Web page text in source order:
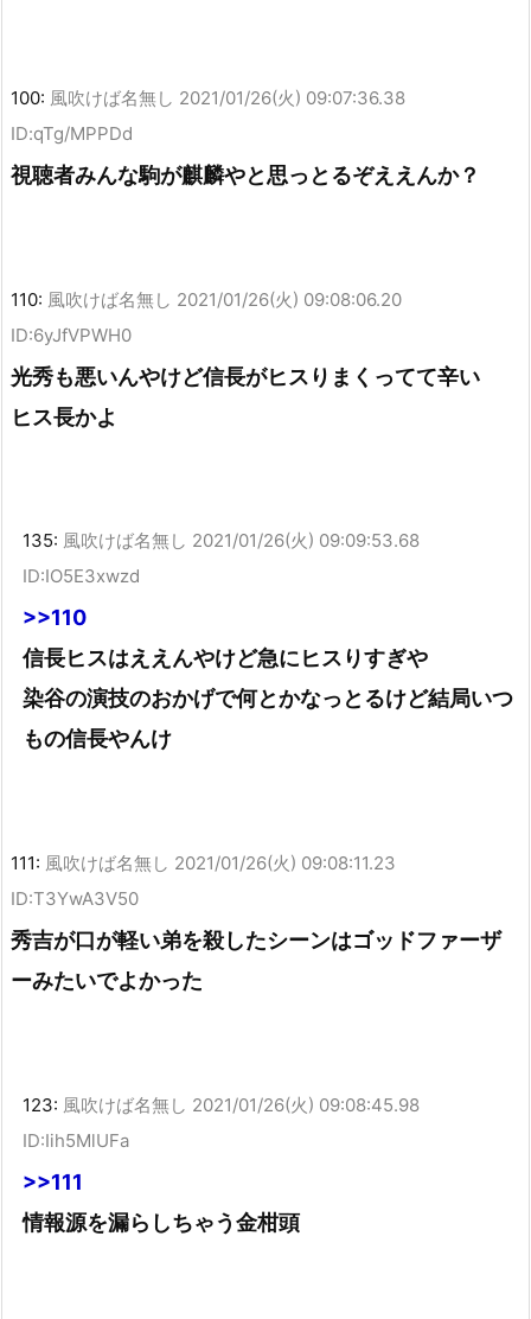
100: 風吹けば名無し 2021/01/26(火) 09:07:36.38
ID:qTg/MPPDd
視聴者みんな駒が麒麟やと思っとるぞええんか？
110: 風吹けば名無し 2021/01/26(火) 09:08:06.20
ID:6yJfVPWH0
光秀も悪いんやけど信長がヒスりまくってて辛い
ヒス長かよ
135: 風吹けば名無し 2021/01/26(火) 09:09:53.68
ID:IO5E3xwzd
>>110
信長ヒスはええんやけど急にヒスりすぎや
染谷の演技のおかげで何とかなっとるけど結局いつ
もの信長やんけ
111: 風吹けば名無し 2021/01/26(火) 09:08:11.23
ID:T3YwA3V50
秀吉が口が軽い弟を殺したシーンはゴッドファーザ
ーみたいでよかった
123: 風吹けば名無し 2021/01/26(火) 09:08:45.98
ID:Iih5MlUFa
>>111
情報源を漏らしちゃう金柑頭